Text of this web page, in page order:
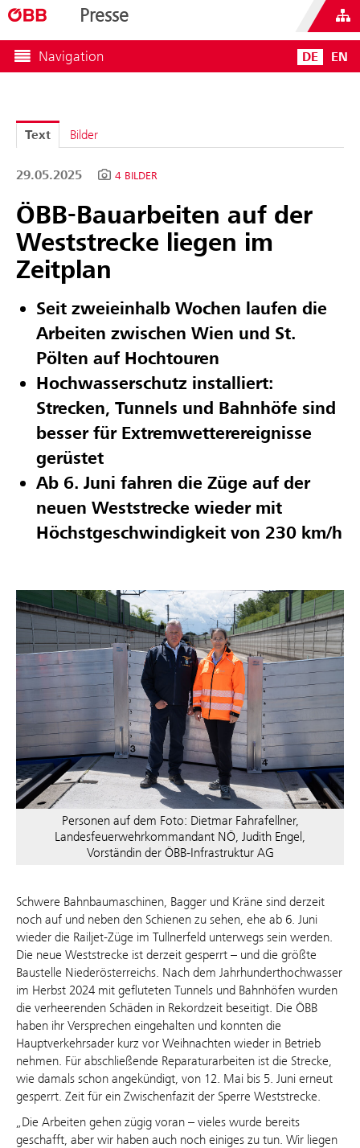
Presse
Navigation DE EN
Text Bilder
29.05.2025 4 BILDER
ÖBB-Bauarbeiten auf der
Weststrecke liegen im
Zeitplan
Seit zweieinhalb Wochen laufen die
Arbeiten zwischen Wien und St.
Pölten auf Hochtouren
Hochwasserschutz installiert:
Strecken, Tunnels und Bahnhöfe sind
besser für Extremwetterereignisse
gerüstet
Ab 6. Juni fahren die Züge auf der
neuen Weststrecke wieder mit
Höchstgeschwindigkeit von 230 km/h
Personen auf dem Foto: Dietmar Fahrafellner,
Landesfeuerwehrkommandant NÖ, Judith Engel,
Vorständin der ÖBB-Infrastruktur AG
Schwere Bahnbaumaschinen, Bagger und Kräne sind derzeit
noch auf und neben den Schienen zu sehen, ehe ab 6. Juni
wieder die Railjet-Züge im Tullnerfeld unterwegs sein werden.
Die neue Weststrecke ist derzeit gesperrt – und die größte
Baustelle Niederösterreichs. Nach dem Jahrhunderthochwasser
im Herbst 2024 mit gefluteten Tunnels und Bahnhöfen wurden
die verheerenden Schäden in Rekordzeit beseitigt. Die ÖBB
haben ihr Versprechen eingehalten und konnten die
Hauptverkehrsader kurz vor Weihnachten wieder in Betrieb
nehmen. Für abschließende Reparaturarbeiten ist die Strecke,
wie damals schon angekündigt, von 12. Mai bis 5. Juni erneut
gesperrt. Zeit für ein Zwischenfazit der Sperre Weststrecke.
„Die Arbeiten gehen zügig voran – vieles wurde bereits
geschafft, aber wir haben auch noch einiges zu tun. Wir liegen